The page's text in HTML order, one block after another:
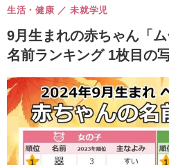
9月生まれの赤ちゃん「
名前ランキング 1枚目の
生活・健康 未就学児